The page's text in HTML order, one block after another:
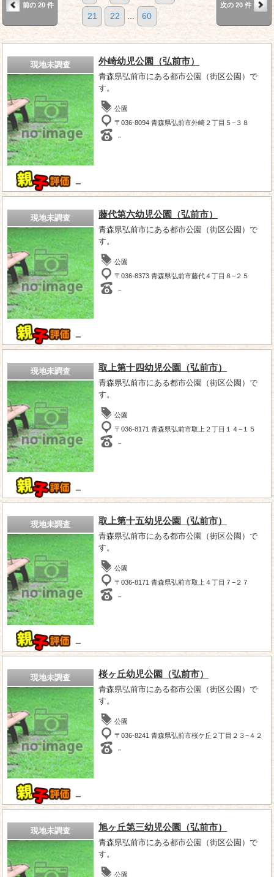
前の 20 件
21 22 60
次の 20 件
現地未調査
－
外崎幼児公園（弘前市）
青森県弘前市にある都市公園（街区公園）で
す。
公園
〒036-8094 青森県弘前市外崎２丁目５−３８
－
現地未調査
－
藤代第六幼児公園（弘前市）
青森県弘前市にある都市公園（街区公園）で
す。
公園
〒036-8373 青森県弘前市藤代４丁目８−２５
－
現地未調査
－
取上第十四幼児公園（弘前市）
青森県弘前市にある都市公園（街区公園）で
す。
公園
〒036-8171 青森県弘前市取上２丁目１４−１５
－
現地未調査
－
取上第十五幼児公園（弘前市）
青森県弘前市にある都市公園（街区公園）で
す。
公園
〒036-8171 青森県弘前市取上４丁目７−２７
－
現地未調査
－
桜ヶ丘幼児公園（弘前市）
青森県弘前市にある都市公園（街区公園）で
す。
公園
〒036-8241 青森県弘前市桜ケ丘２丁目２３−４２
－
現地未調査 旭ヶ丘第三幼児公園（弘前市）
青森県弘前市にある都市公園（街区公園）で
す。
公園